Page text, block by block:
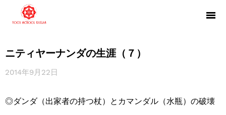
ニティヤーナンダの生涯（７）
2014年9月22日
◎ダンダ（出家者の持つ杖）とカマンダル（水瓶）の破壊